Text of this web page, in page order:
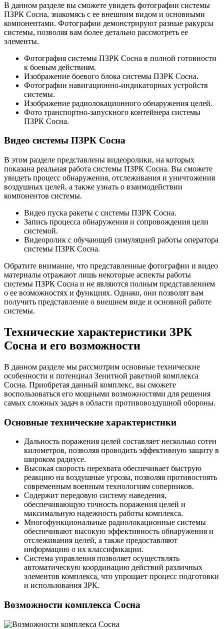
В данном разделе вы сможете увидеть фотографии системы
ПЗРК Сосна, знакомясь с ее внешним видом и основными
компонентами. Фотографии демонстрируют разные ракурсы
системы, позволяя вам более детально рассмотреть ее
элементы.
Фотография системы ПЗРК Сосна в полной готовности
к боевым действиям.
Изображение боевого блока системы ПЗРК Сосна.
Фотографии навигационно-индикаторных устройств
системы.
Изображение радиолокационного обнаружения целей.
Фото транспортно-запускного контейнера системы
ПЗРК Сосна.
Видео системы ПЗРК Сосна
В этом разделе представлены видеоролики, на которых
показана реальная работа системы ПЗРК Сосна. Вы сможете
увидеть процесс обнаружения, отслеживания и уничтожения
воздушных целей, а также узнать о взаимодействии
компонентов системы.
Видео пуска ракеты с системы ПЗРК Сосна.
Запись процесса обнаружения и сопровождения цели
системой.
Видеоролик с обучающей симуляцией работы оператора
системы ПЗРК Сосна.
Обратите внимание, что представленные фотографии и видео
материалы отражают лишь некоторые аспекты работы
системы ПЗРК Сосна и не являются полным представлением
о ее возможностях и функциях. Однако, они позволят вам
получить представление о внешнем виде и основной работе
системы.
Технические характеристики ЗРК
Сосна и его возможности
В данном разделе мы рассмотрим основные технические
особенности и потенциал Зенитной ракетной комплекса
Сосна. Приобретая данный комплекс, вы сможете
воспользоваться его мощными возможностями для решения
самых сложных задач в области противовоздушной обороны.
Основные технические характеристики
Дальность поражения целей составляет несколько сотен
километров, позволяя проводить эффективную защиту в
широком радиусе.
Высокая скорость перехвата обеспечивает быструю
реакцию на воздушные угрозы, позволяя противостоять
современным военным технологиям соперников.
Содержит передовую систему наведения,
обеспечивающую точность поражения целей и
максимальную надежность работы комплекса.
Многофункциональные радиолокационные системы
обеспечивают высокую эффективность обнаружения и
отслеживания целей, а также предоставляют
информацию о их классификации.
Система управления позволяет осуществлять
автоматическую координацию действий различных
элементов комплекса, что упрощает процесс подготовки
и использования ЗРК.
Возможности комплекса Сосна